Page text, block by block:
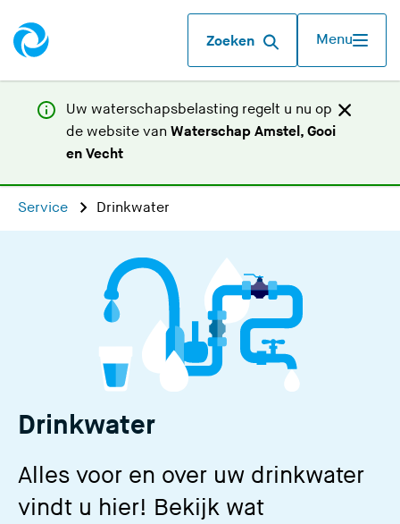
Zoeken Menu
Uw waterschapsbelasting regelt u nu op
de website van Waterschap Amstel, Gooi
en Vecht(
v
l
e
e
e
Service Drinkwater
Drinkwater
Alles voor en over uw drinkwater
vindt u hier! Bekijk wat